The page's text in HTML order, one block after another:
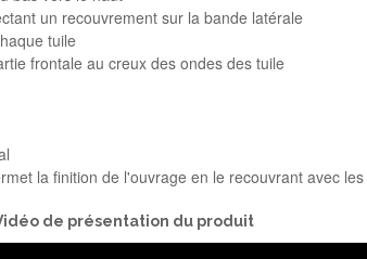
un recouvrement sur la bande latérale
tuile
frontale au creux des ondes des tuile
la finition de l'ouvrage en le recouvrant avec
de présentation du produit